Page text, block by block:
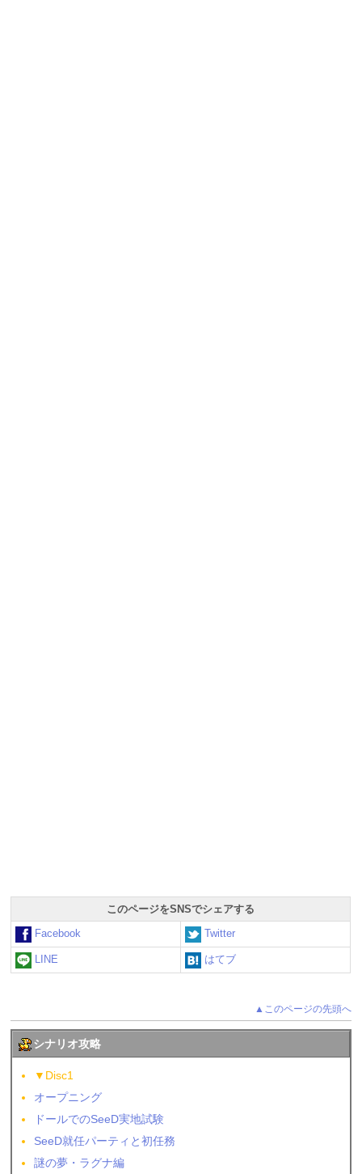
このページをSNSでシェアする
Facebook
Twitter
LINE はてブ
▲このページの先頭へ
シナリオ攻略
▼Disc1
オープニング
ドールでのSeeD実地試験
SeeD就任パーティと初任務
謎の夢・ラグナ編